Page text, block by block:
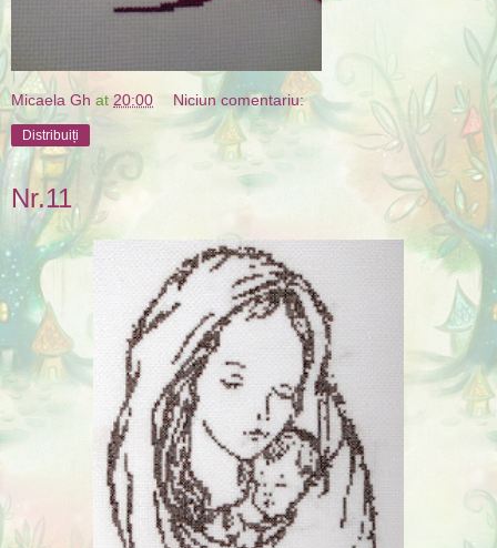
Micaela Gh at20:00 Niciun comentariu:
Distribuiți
Nr.11